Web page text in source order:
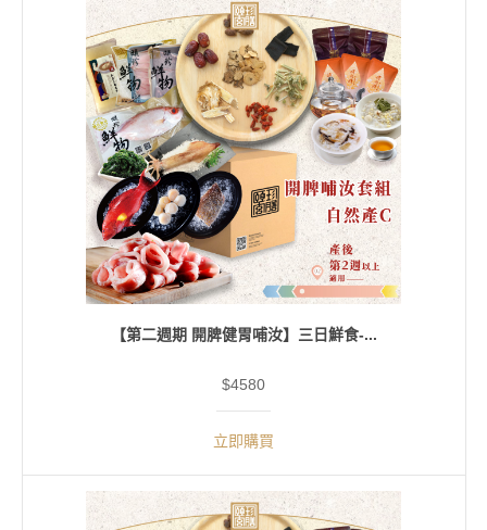
【第二週期 開脾健胃哺汝】三日鮮食-...
$4580
立即購買